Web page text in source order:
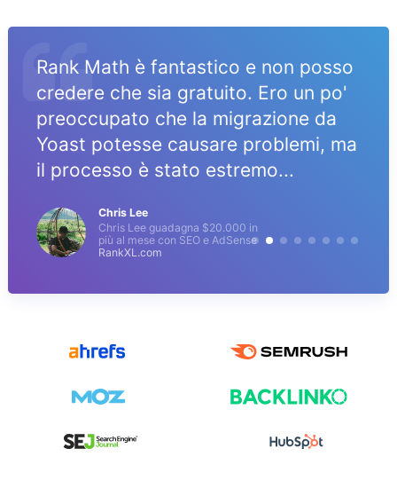
Rank Math è fantastico e non posso
credere che sia gratuito. Ero un po'
preoccupato che la migrazione da
Yoast potesse causare problemi, ma
il processo è stato estremo...
Chris Lee
Chris Lee guadagna $20.000 in
più al mese con SEO e AdSense
RankXL.com